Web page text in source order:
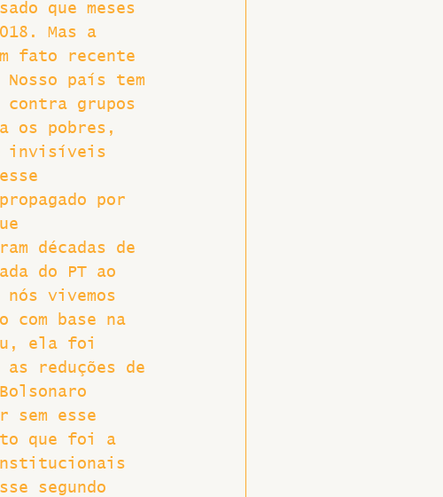
que meses
Mas a
fato recente
Nosso país tem
grupos
os pobres,
invisíveis
por
décadas de
do PT ao
vivemos
base na
ela foi
reduções de
sem esse
que foi a
segundo